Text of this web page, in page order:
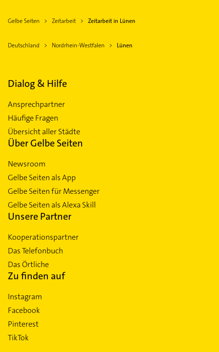
Gelbe Seiten Zeitarbeit Zeitarbeit in Lünen
Deutschland Nordrhein-Westfalen Lünen
Dialog & Hilfe
Ansprechpartner
Häufige Fragen
Übersicht aller Städte
Über Gelbe Seiten
Newsroom
Gelbe Seiten als App
Gelbe Seiten für Messenger
Gelbe Seiten als Alexa Skill
Unsere Partner
Kooperationspartner
Das Telefonbuch
Das Örtliche
Zu finden auf
Instagram
Facebook
Pinterest
TikTok